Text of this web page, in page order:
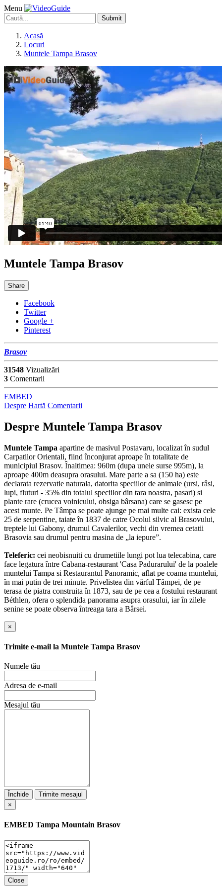
Menu
Submit
Acasă
Locuri
Muntele Tampa Brasov
Muntele Tampa Brasov
Share
Facebook
Twitter
Google +
Pinterest
Brasov
31548 Vizualizări
3 Comentarii
EMBED
Despre Hartă Comentarii
Despre Muntele Tampa Brasov
Muntele Tampa apartine de masivul Postavaru, localizat în sudul
Carpatilor Orientali, fiind înconjurat aproape în totalitate de
municipiul Brasov. Înaltimea: 960m (dupa unele surse 995m), la
aproape 400m deasupra orasului. Mare parte a sa (150 ha) este
declarata rezervatie naturala, datorita speciilor de animale (ursi, râsi,
lupi, fluturi - 35% din totalul speciilor din tara noastra, pasari) si
plante rare (crucea voinicului, obsiga bârsana) care se gasesc pe
acest munte. Pe Tâmpa se poate ajunge pe mai multe cai: exista cele
25 de serpentine, taiate în 1837 de catre Ocolul silvic al Brasovului,
treptele lui Gabony, drumul Cavalerilor, vechi din vremea cetatii
Brasovia sau drumul pentru masina de „la iepure”.
Teleferic: cei neobisnuiti cu drumetiile lungi pot lua telecabina, care
face legatura între Cabana-restaurant 'Casa Padurarului' de la poalele
muntelui Tampa si Restaurantul Panoramic, aflat pe coama muntelui,
în mai putin de trei minute. Privelistea din vârful Tâmpei, de pe
terasa de piatra construita în 1873, sau de pe cea a fostului restaurant
Béthlen, ofera o splendida panorama asupra orasului, iar în zilele
senine se poate observa întreaga tara a Bârsei.
×
Trimite e-mail la Muntele Tampa Brasov
Numele tău
Adresa de e-mail
Mesajul tău
Închide
Trimite mesajul
×
EMBED Tampa Mountain Brasov
Close